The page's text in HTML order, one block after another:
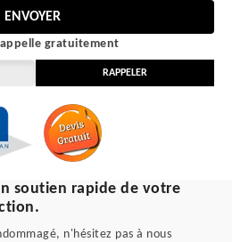
gratuitement
soutien rapide de votre
n'hésitez pas à nous